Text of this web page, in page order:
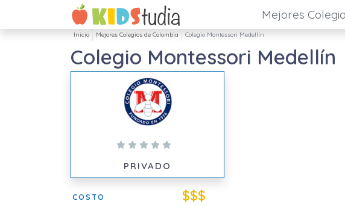
Mejores
Inicio Mejores Colegios de Colombia Colegio Montessori Medellín
Colegio Montessori Medellín
PRIVADO
COSTO $$$